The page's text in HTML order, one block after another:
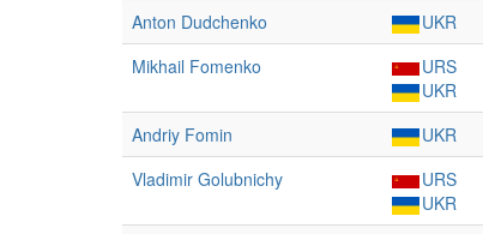
Anton Dudchenko
UKR
Mikhail Fomenko
URS
UKR
Andriy Fomin UKR
Vladimir Golubnichy
URS
UKR